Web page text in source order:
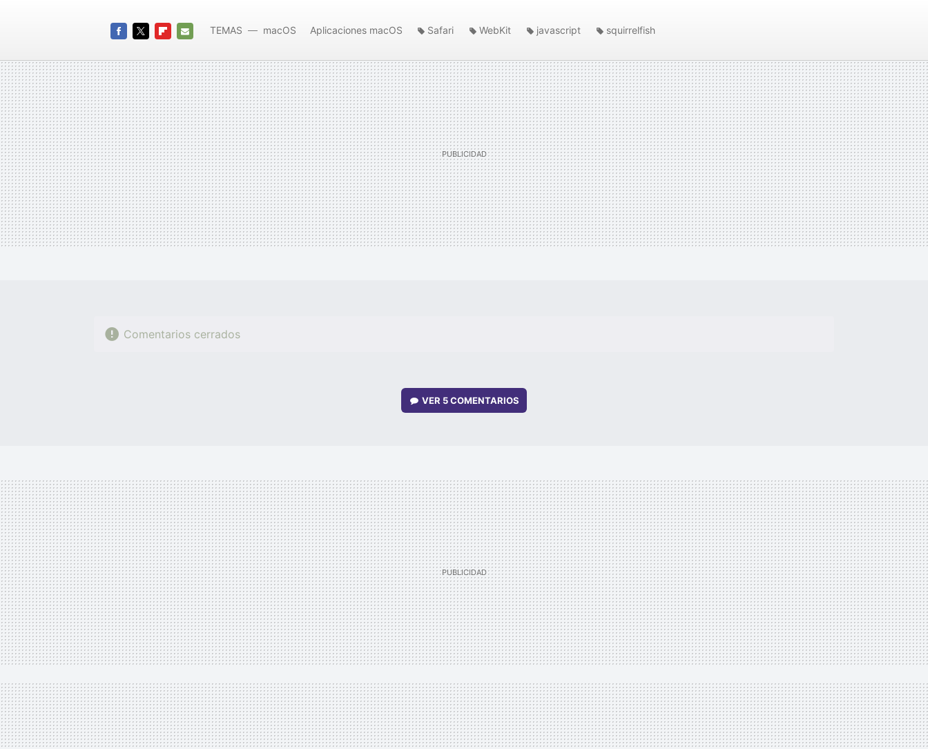
MAIL
TEMAS macOS Aplicaciones macOS Safari WebKit javascript squirrelfish
Comentarios cerrados
VER 5 COMENTARIOS